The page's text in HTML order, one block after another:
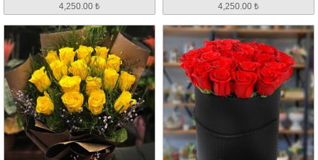
4,250.00 ₺ 4,250.00 ₺